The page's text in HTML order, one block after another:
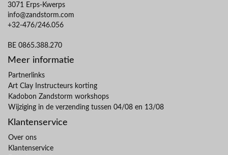
3071 Erps-Kwerps
info@zandstorm.com
+32-476/246.056
BE 0865.388.270
Meer informatie
Partnerlinks
Art Clay Instructeurs korting
Kadobon Zandstorm workshops
Wijziging in de verzending tussen 04/08 en 13/08
Klantenservice
Over ons
Klantenservice